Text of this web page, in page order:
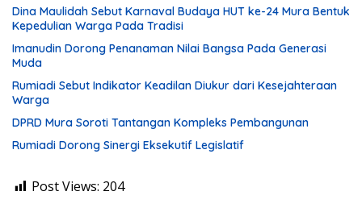
Dina Maulidah Sebut Karnaval Budaya HUT ke-24 Mura Bentuk
Kepedulian Warga Pada Tradisi
Imanudin Dorong Penanaman Nilai Bangsa Pada Generasi
Muda
Rumiadi Sebut Indikator Keadilan Diukur dari Kesejahteraan
Warga
DPRD Mura Soroti Tantangan Kompleks Pembangunan
Rumiadi Dorong Sinergi Eksekutif Legislatif
Post Views: 204